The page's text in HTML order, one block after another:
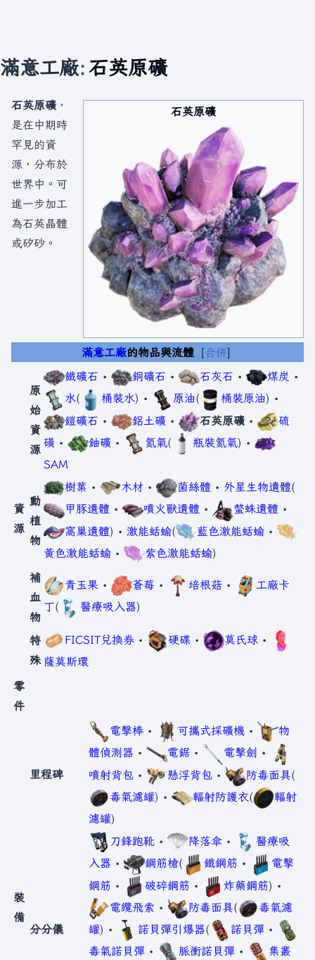
滿意工廠:石英原礦
石英原礦
石英原礦 ，
是在中期時
罕見的資
源，分布於
世界中。可
進一步加工
為石英晶體
或矽砂。
滿意工廠的物品與流體 合併
資
源
原
始
資
源
鐵礦石 • 銅礦石 • 石灰石 • 煤炭 •
水( 桶裝水) • 原油( 桶裝原油) •
鎧礦石 • 鋁土礦 • 石英原礦 •
硫
磺 • 鈾礦 • 氮氣( 瓶裝氮氣) •
SAM
動
植
物
樹葉 • 木材 • 菌絲體 • 外星生物遺體(
甲豚遺體 • 噴火獸遺體 • 螫蛛遺體 •
窩巢遺體) • 激能蛞蝓( 藍色激能蛞蝓 •
黃色激能蛞蝓 • 紫色激能蛞蝓)
補
血
物
青玉果 • 蒼莓 • 培根菇 •
工廠卡
丁( 醫療吸入器)
特
殊
FICSIT兌換券 • 硬碟 • 莫氏球 •
薩莫斯環
零
件
裝
備
里程碑
電擊棒 • 可攜式採礦機 •
物
體偵測器 • 電鋸 • 電擊劍
•
噴射背包 • 懸浮背包 • 防毒面具(
毒氣濾罐) • 輻射防護衣(
輻射
濾罐)
分分儀
刀鋒跑靴 • 降落傘 •
醫療吸
入器 • 鋼筋槍( 鐵鋼筋 •
電擊
鋼筋 • 破碎鋼筋 • 炸藥鋼筋) •
電纜飛索 • 防毒面具(
毒氣濾
罐) • 諾貝彈引爆器( 諾貝彈 •
毒氣諾貝彈 • 脈衝諾貝彈 •
集叢